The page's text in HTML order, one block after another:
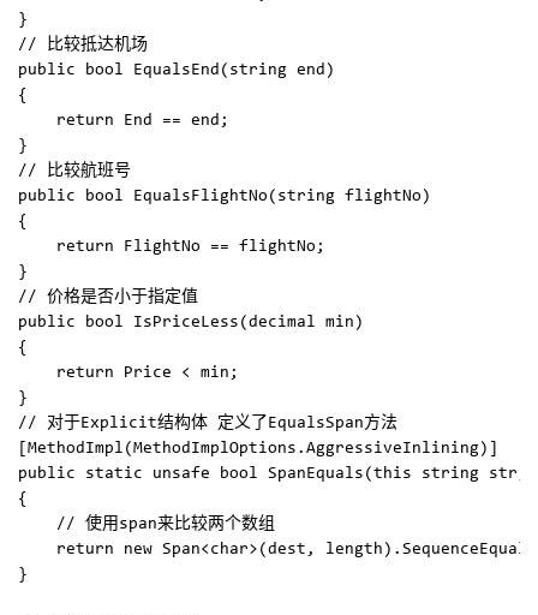
}
// 比较抵达机场
public bool EqualsEnd(string end)
{
    return End == end;
}
// 比较航班号
public bool EqualsFlightNo(string flightNo)
{
    return FlightNo == flightNo;
}
// 价格是否小于指定值
public bool IsPriceLess(decimal min)
{
    return Price < min;
}
// 对于Explicit结构体 定义了EqualsSpan方法
[MethodImpl(MethodImplOptions.AggressiveInlining)]
public static unsafe bool SpanEquals(this string
{
    // 使用span来比较两个数组
return new Span<char>(dest,
}